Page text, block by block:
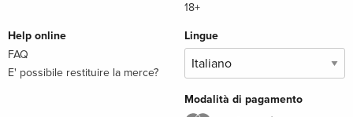
18+
Help online
FAQ
E' possibile restituire la merce?
Lingue
Modalità di pagamento